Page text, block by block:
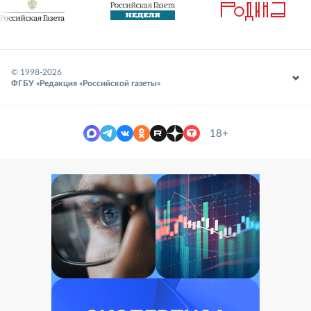
© 1998-2026
ФГБУ «Редакция «Российской газеты»
18+